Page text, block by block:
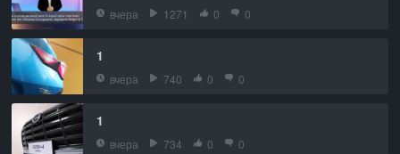
вчера 1271 0 0
1
вчера 740 0 0
1
вчера 734 0 0